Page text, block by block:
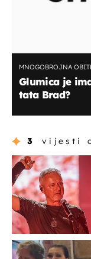
MNOGOBROJNA
Glumica je
tata Brad?
3 vijesti